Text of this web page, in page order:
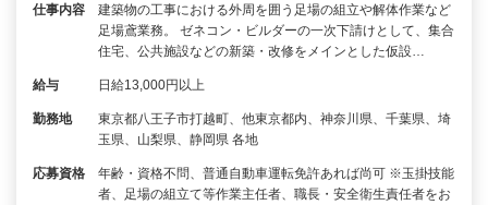
仕事内容
建築物の工事における外周を囲う足場の組立や解体作業など
足場鳶業務。 ゼネコン・ビルダーの一次下請けとして、集合
住宅、公共施設などの新築・改修をメインとした仮設…
給与 日給13,000円以上
勤務地
東京都八王子市打越町、他東京都内、神奈川県、千葉県、埼
玉県、山梨県、静岡県 各地
応募資格
年齢・資格不問、普通自動車運転免許あれば尚可 ※玉掛技能
者、足場の組立て等作業主任者、職長・安全衛生責任者をお